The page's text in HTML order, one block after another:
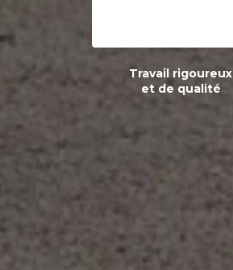
Travail rigoureux
et de qualité